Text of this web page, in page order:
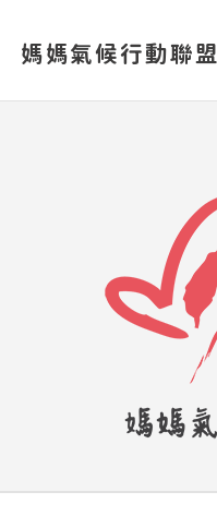
媽媽氣候行動聯盟